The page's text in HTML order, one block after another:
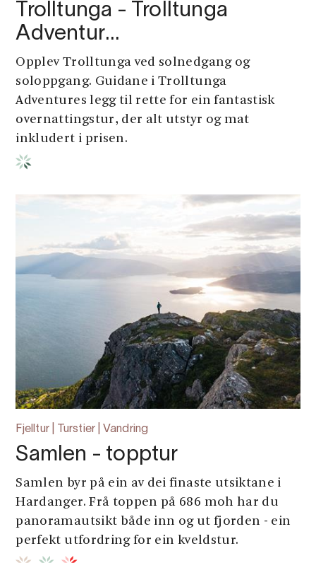
Trolltunga - Trolltunga
Adventur…
Opplev Trolltunga ved solnedgang og
soloppgang. Guidane i Trolltunga
Adventures legg til rette for ein fantastisk
overnattingstur, der alt utstyr og mat
inkludert i prisen.
Fjelltur | Turstier | Vandring
Samlen - topptur
Samlen byr på ein av dei finaste utsiktane i
Hardanger. Frå toppen på 686 moh har du
panoramautsikt både inn og ut fjorden - ein
perfekt utfordring for ein kveldstur.